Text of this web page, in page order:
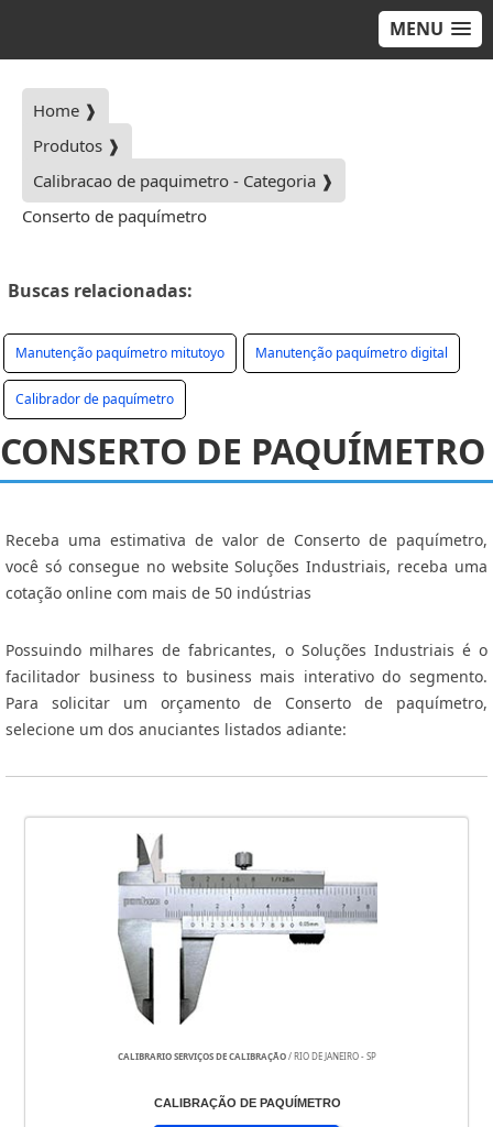
MENU
Home ❱
Produtos ❱
Calibracao de paquimetro - Categoria ❱
Conserto de paquímetro
Buscas relacionadas:
Manutenção paquímetro mitutoyo Manutenção paquímetro digital
Calibrador de paquímetro
CONSERTO DE PAQUÍMETRO
Receba uma estimativa de valor de Conserto de paquímetro,
você só consegue no website Soluções Industriais, receba uma
cotação online com mais de 50 indústrias
Possuindo milhares de fabricantes, o Soluções Industriais é o
facilitador business to business mais interativo do segmento.
Para solicitar um orçamento de Conserto de paquímetro,
selecione um dos anuciantes listados adiante:
CALIBRARIO SERVIÇOS DE CALIBRAÇÃO/ RIO DE JANEIRO - SP
CALIBRAÇÃO DE PAQUÍMETRO